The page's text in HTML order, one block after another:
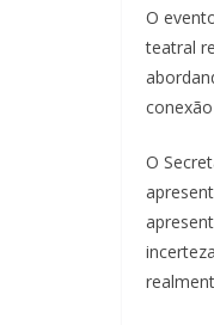
O
teatral
O